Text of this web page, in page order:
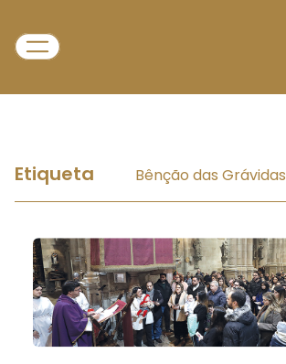
Etiqueta Bênção das Grávidas